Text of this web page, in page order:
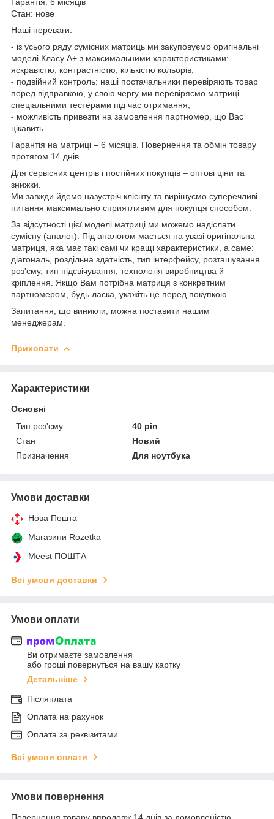
Стан: нове
Наші переваги:
- із усього ряду сумісних матриць ми закуповуємо оригінальні
моделі Класу А+ з максимальними характеристиками:
яскравістю, контрастністю, кількістю кольорів;
- подвійний контроль: наші постачальники перевіряють товар
перед відправкою, у свою чергу ми перевіряємо матриці
спеціальними тестерами під час отримання;
- можливість привезти на замовлення партномер, що Вас
цікавить.
Гарантія на матриці – 6 місяців. Повернення та обмін товару
протягом 14 днів.
Для сервісних центрів і постійних покупців – оптові ціни та
знижки.
Ми завжди йдемо назустріч клієнту та вирішуємо суперечливі
питання максимально сприятливим для покупця способом.
За відсутності цієї моделі матриці ми можемо надіслати
сумісну (аналог). Під аналогом мається на увазі оригінальна
матриця, яка має такі самі чи кращі характеристики, а саме:
діагональ, роздільна здатність, тип інтерфейсу, розташування
роз'єму, тип підсвічування, технологія виробництва й
кріплення. Якщо Вам потрібна матриця з конкретним
партномером, будь ласка, укажіть це перед покупкою.
Запитання, що виникли, можна поставити нашим
менеджерам.
Приховати
Характеристики
Основні
Тип роз'єму
40 pin
Стан
Новий
Призначення
Для ноутбука
Умови доставки
Нова Пошта
Магазини Rozetka
Meest ПОШТА
Всі умови доставки
Умови оплати
Ви отримаєте замовлення
або гроші повернуться на вашу картку
Детальніше
Післяплата
Оплата на рахунок
Оплата за реквізитами
Всі умови оплати
Умови повернення